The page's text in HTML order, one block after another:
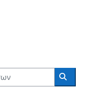
Αναζήτηση